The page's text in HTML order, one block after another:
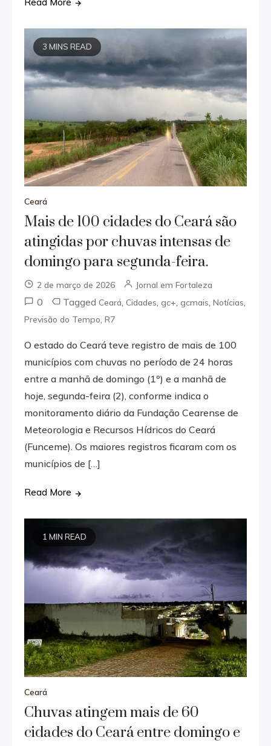
3 MINS READ
Ceará
Mais de 100 cidades do Ceará são
atingidas por chuvas intensas de
domingo para segunda-feira.
2 de março de 2026 Jornal em Fortaleza
0 TaggedCeará,Cidades,gc+,gcmais,Notícias,
Previsão do Tempo,R7
O estado do Ceará teve registro de mais de 100
municípios com chuvas no período de 24 horas
entre a manhã de domingo (1º) e a manhã de
hoje, segunda-feira (2), conforme indica o
monitoramento diário da Fundação Cearense de
Meteorologia e Recursos Hídricos do Ceará
(Funceme). Os maiores registros ficaram com os
municípios de […]
Read More
1 MIN READ
Ceará
Chuvas atingem mais de 60
cidades do Ceará entre domingo e